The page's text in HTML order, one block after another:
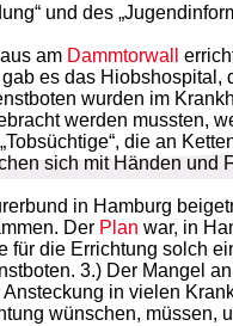
und des
am Dammtorwall
es das Hiobshospital,
wurden im
werden mussten,
die an
sich mit Händen und
in Hamburg
Der Plan war, in
die Errichtung solch
3.) Der Mangel
in vielen
wünschen, müssen,